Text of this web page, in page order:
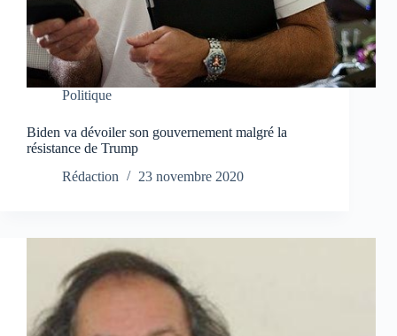
Politique
Biden va dévoiler son gouvernement malgré la
résistance de Trump
Rédaction
23 novembre 2020